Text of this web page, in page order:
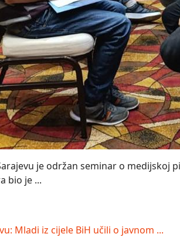
je održan seminar o
bio je ...